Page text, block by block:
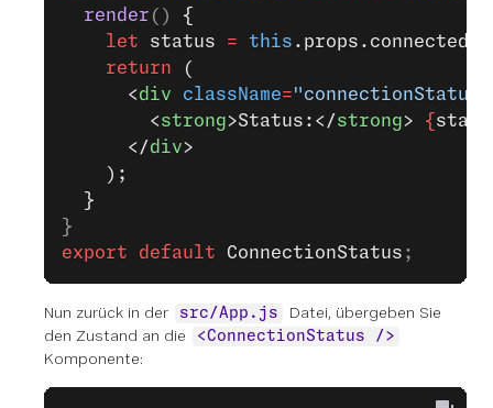
  render
() {
    let
status = this .props.connected
    return
(
      <
div className="connectionStatus"
        <
strong>Status:</strong> {
      </
div>
    );
  }
}
export default ConnectionStatus ;
Nun zurück in der src/App.js
Datei, übergeben Sie
den Zustand an die
<ConnectionStatus />
Komponente: